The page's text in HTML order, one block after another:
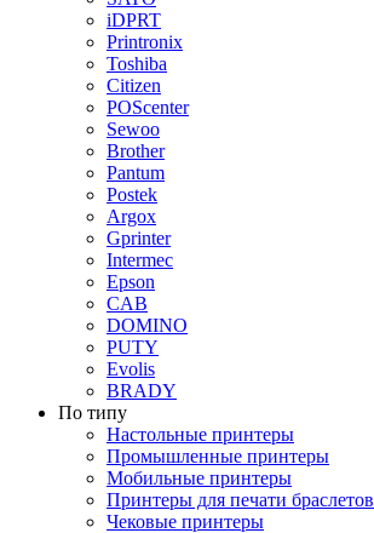
iDPRT
Printronix
Toshiba
Citizen
POScenter
Sewoo
Brother
Pantum
Postek
Argox
Gprinter
Intermec
Epson
CAB
DOMINO
PUTY
Evolis
BRADY
По типу
Настольные принтеры
Промышленные принтеры
Мобильные принтеры
Принтеры для печати браслетов
Чековые принтеры